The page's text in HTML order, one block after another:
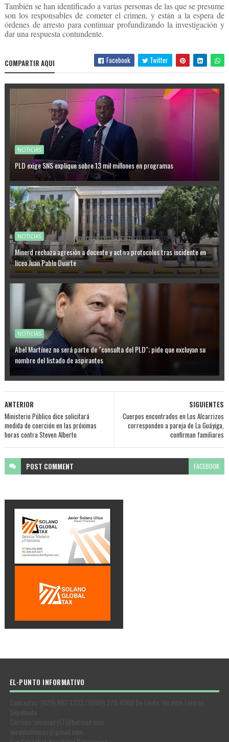
También se han identificado a varias personas de las que se presume
son los responsables de cometer el crimen, y están a la espera de
órdenes de arresto para continuar profundizando la investigación y
dar una respuesta contundente.
COMPARTIR AQUI Facebook Twitter
NOTICIAS
PLD exige SNS explique sobre 13 mil millones en programas
NOTICIAS
Minerd rechaza agresión a docente y activa protocolos tras incidente en
liceo Juan Pablo Duarte
NOTICIAS
Abel Martínez no será parte de "consulta del PLD"; pide que excluyan su
nombre del listado de aspirantes
SIGUIENTES
Cuerpos encontrados en Los Alcarrizos
corresponden a pareja de La Guáyiga,
confirman familiares
ANTERIOR
Ministerio Público dice solicitará
medida de coerción en las próximas
horas contra Steven Alberto
POST COMMENT FACEBOOK
EL-PUNTO INFORMATIVO